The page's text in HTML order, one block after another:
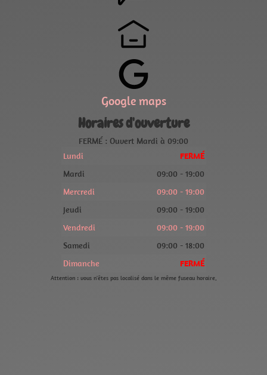
Google maps
Horaires d'ouverture
FERMÉ : Ouvert Mardi à 09:00
Lundi
FERMÉ
Mardi
09:00 - 19:00
Mercredi
09:00 - 19:00
Jeudi
09:00 - 19:00
Vendredi
09:00 - 19:00
Samedi
09:00 - 18:00
Dimanche
FERMÉ
Attention : vous n'êtes pas localisé dans le même fuseau horaire.